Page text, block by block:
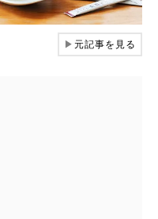
▶元記事を見る